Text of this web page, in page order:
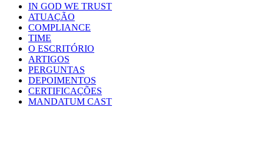
IN GOD WE TRUST
ATUAÇÃO
COMPLIANCE
TIME
O ESCRITÓRIO
ARTIGOS
PERGUNTAS
DEPOIMENTOS
CERTIFICAÇÕES
MANDATUM CAST